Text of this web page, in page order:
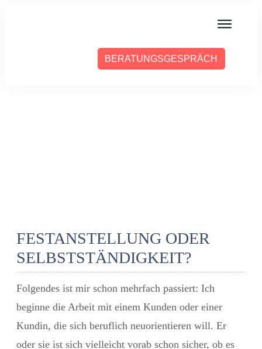
BERATUNGSGESPRÄCH
FESTANSTELLUNG ODER
SELBSTSTÄNDIGKEIT?
Folgendes ist mir schon mehrfach passiert: Ich
beginne die Arbeit mit einem Kunden oder einer
Kundin, die sich beruflich neuorientieren will. Er
oder sie ist sich vielleicht vorab schon sicher, ob es